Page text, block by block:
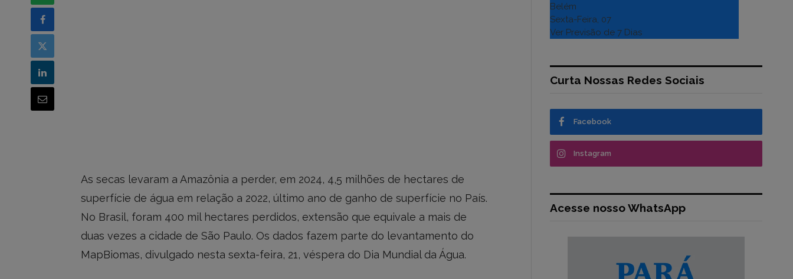
As secas levaram a Amazônia a perder, em 2024, 4,5 milhões de hectares de
superfície de água em relação a 2022, último ano de ganho de superfície no País.
No Brasil, foram 400 mil hectares perdidos, extensão que equivale a mais de
duas vezes a cidade de São Paulo. Os dados fazem parte do levantamento do
MapBiomas, divulgado nesta sexta-feira, 21, véspera do Dia Mundial da Água.
Belém
Sexta-Feira, 07
Ver Previsão de 7 Dias
Curta Nossas Redes Sociais
Facebook
Instagram
Acesse nosso WhatsApp